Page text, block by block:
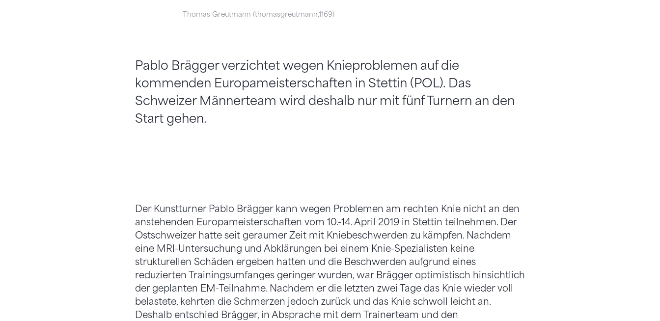
Thomas Greutmann (thomasgreutmann,1169)
Pablo Brägger verzichtet wegen Knieproblemen auf die
kommenden Europameisterschaften in Stettin (POL). Das
Schweizer Männerteam wird deshalb nur mit fünf Turnern an den
Start gehen.
Der Kunstturner Pablo Brägger kann wegen Problemen am rechten Knie nicht an den
anstehenden Europameisterschaften vom 10.-14. April 2019 in Stettin teilnehmen. Der
Ostschweizer hatte seit geraumer Zeit mit Kniebeschwerden zu kämpfen. Nachdem
eine MRI-Untersuchung und Abklärungen bei einem Knie-Spezialisten keine
strukturellen Schäden ergeben hatten und die Beschwerden aufgrund eines
reduzierten Trainingsumfanges geringer wurden, war Brägger optimistisch hinsichtlich
der geplanten EM-Teilnahme. Nachdem er die letzten zwei Tage das Knie wieder voll
belastete, kehrten die Schmerzen jedoch zurück und das Knie schwoll leicht an.
Deshalb entschied Brägger, in Absprache mit dem Trainerteam und den